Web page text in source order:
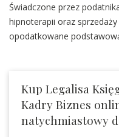
Świadczone przez
hipnoterapii oraz
opodatkowane
Kup Legalisa
Kadry Biznes
natychmiastowy